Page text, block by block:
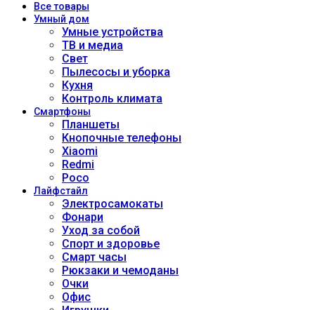
Всетовары
Умный дом
Умные устройства
ТВ и медиа
Свет
Пылесосы и уборка
Кухня
Контроль климата
Смартфоны
Планшеты
Кнопочные телефоны
Xiaomi
Redmi
Poco
Лайфстайл
Электросамокаты
Фонари
Уход за собой
Спорт и здоровье
Смарт часы
Рюкзаки и чемоданы
Очки
Офис